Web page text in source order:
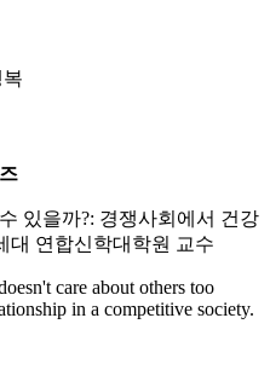
복
있을까?: 경쟁사회에서 건강
대 연합신학대학원 교수
care about others too
in a competitive society.